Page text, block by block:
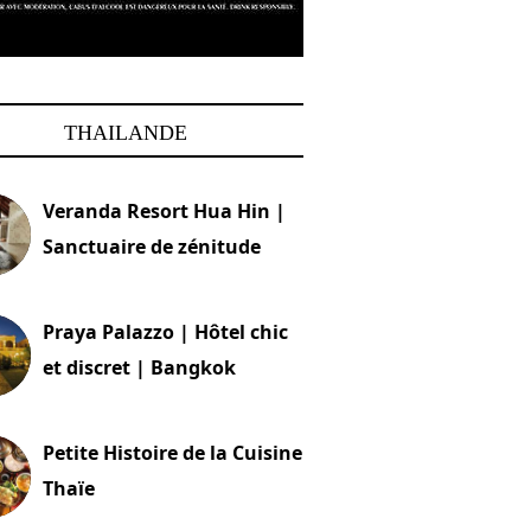
THAILANDE
Veranda Resort Hua Hin |
Sanctuaire de zénitude
Praya Palazzo | Hôtel chic
et discret | Bangkok
Petite Histoire de la Cuisine
Thaïe